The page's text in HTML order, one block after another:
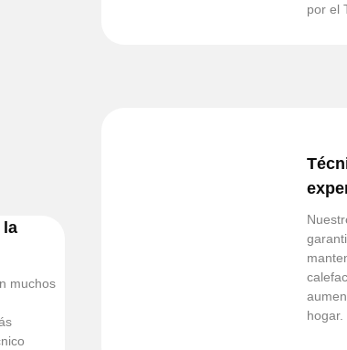
la
muchos
por el
hogar.